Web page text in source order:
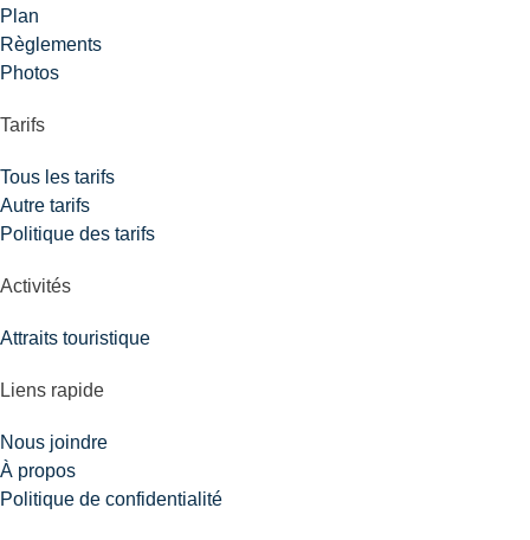
Plan
Règlements
Photos
Tarifs
Tous les tarifs
Autre tarifs
Politique des tarifs
Activités
Attraits touristique
Liens rapide
Nous joindre
À propos
Politique de confidentialité